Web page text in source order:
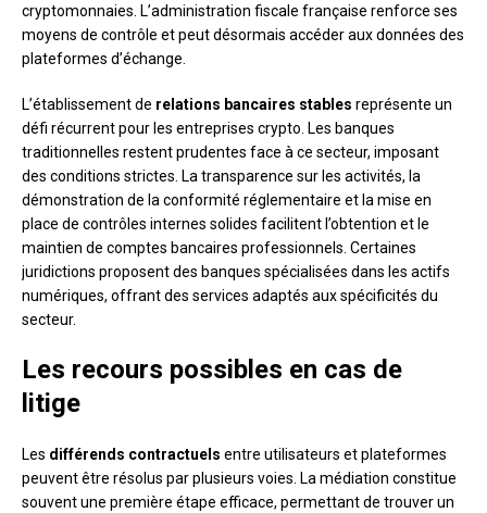
cryptomonnaies. L’administration fiscale française renforce ses
moyens de contrôle et peut désormais accéder aux données des
plateformes d’échange.
L’établissement de relations bancaires stables représente un
défi récurrent pour les entreprises crypto. Les banques
traditionnelles restent prudentes face à ce secteur, imposant
des conditions strictes. La transparence sur les activités, la
démonstration de la conformité réglementaire et la mise en
place de contrôles internes solides facilitent l’obtention et le
maintien de comptes bancaires professionnels. Certaines
juridictions proposent des banques spécialisées dans les actifs
numériques, offrant des services adaptés aux spécificités du
secteur.
Les recours possibles en cas de
litige
Les différends contractuels entre utilisateurs et plateformes
peuvent être résolus par plusieurs voies. La médiation constitue
souvent une première étape efficace, permettant de trouver un